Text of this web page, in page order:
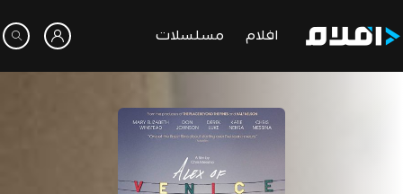
افلام مسلسلات